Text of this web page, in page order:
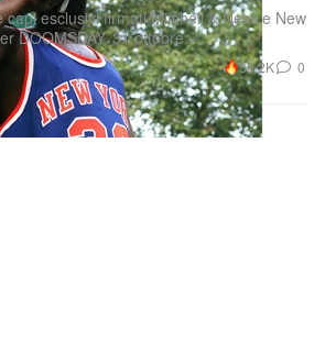
esclusivi firmati Mitchell & Ness e New
DOOMSDAY, 31 ottobre.
30.2K 0